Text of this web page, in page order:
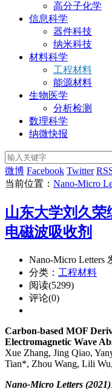
高分子化学
信息科学
器件科技
纳米科技
材料科学
工程材料
能源材料
生物医学
分析检测
数理科学
纳微快报
微博 Facebook Twitter
当前位置： Nano-Micro
山东大学刘久
电磁波吸收剂
Nano-Micro Letters
分类： 工程材料
阅读(5299)
评论(0)
Carbon-based MOF
Electromagnetic Wave
Xue Zhang, Jing Qiao,
Tian*, Zhou Wang, Lili
Nano-Micro Letters (2021)